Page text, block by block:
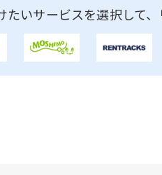
たいサービスを選択して